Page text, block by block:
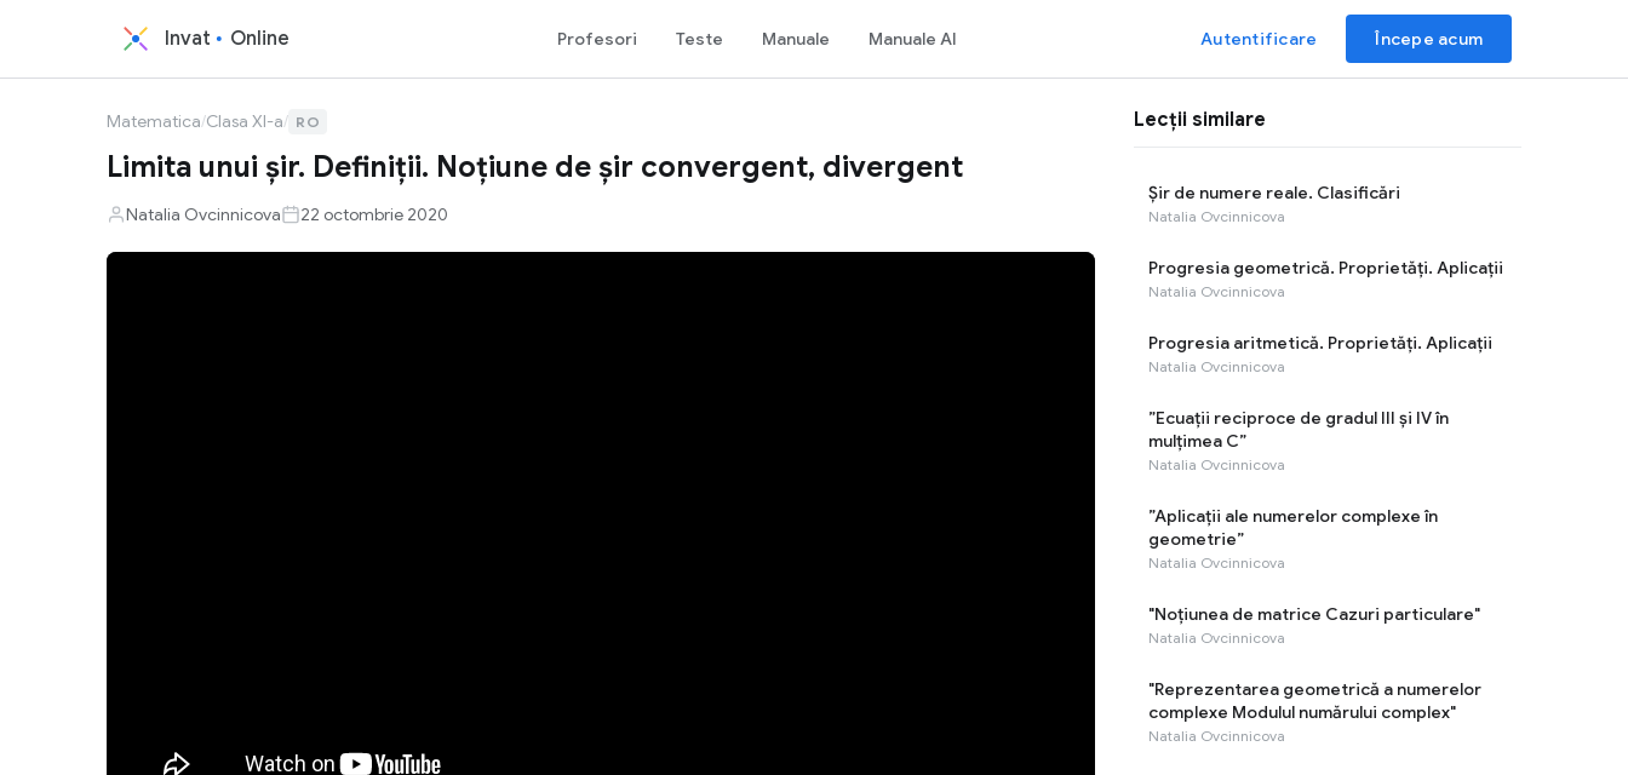
Invat Online Profesori Teste Manuale Manuale AI Autentificare Începe acum
Matematica/Clasa XI-a/ RO
Limita unui șir. Definiții. Noțiune de șir convergent, divergent
Natalia Ovcinnicova 22 octombrie 2020
Lecții similare
Șir de numere reale. Clasificări
Natalia Ovcinnicova
Progresia geometrică. Proprietăți. Aplicații
Natalia Ovcinnicova
Progresia aritmetică. Proprietăți. Aplicații
Natalia Ovcinnicova
”Ecuaţii reciproce de gradul III şi IV în
mulţimea C”
Natalia Ovcinnicova
”Aplicaţii ale numerelor complexe în
geometrie”
Natalia Ovcinnicova
"Noţiunea de matrice Cazuri particulare"
Natalia Ovcinnicova
"Reprezentarea geometrică a numerelor
complexe Modulul numărului complex"
Natalia Ovcinnicova